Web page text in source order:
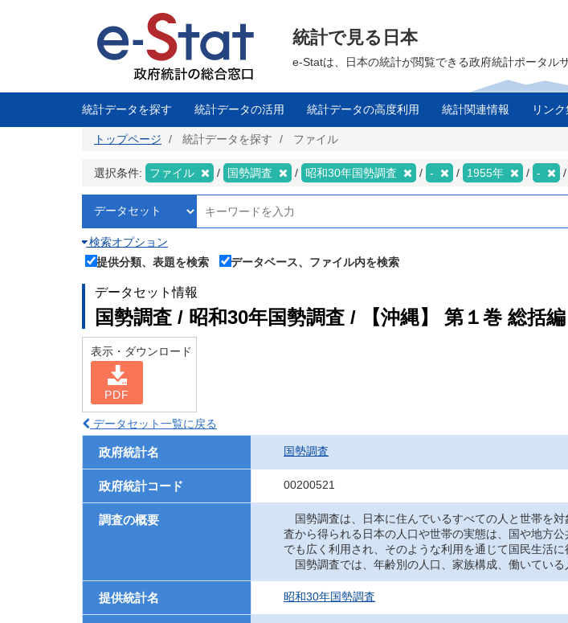
に
統計で見る日本
e-Statは、日本の統計が閲覧できる政府統計ポータル
統計データを探す 統計データの活用 統計データの高度利用 統計関連情報 リン
トップページ 統計データを探す ファイル
選択条件: ファイル 国勢調査 昭和30年国勢調査 - 1955年 -
検索オプション
提供分類、表題を検索
データベース、ファイル内を検索
データセット情報
国勢調査 / 昭和30年国勢調査 / 【沖縄】 第１巻 総括編
表示・ダウンロード
PDF
データセット一覧に戻る
政府統計名 国勢調査
政府統計コード 00200521
調査の概要
国勢調査は、日本に住んでいるすべての人と世帯を
査から得られる日本の人口や世帯の実態は、国や地方
でも広く利用され、そのような利用を通じて国民生活に
国勢調査では、年齢別の人口、家族構成、働いている
提供統計名 昭和30年国勢調査